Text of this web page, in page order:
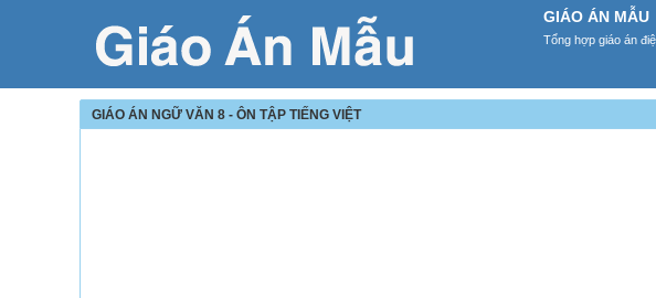
GIÁO ÁN MẪU
Tổng hợp giáo án
GIÁO ÁN NGỮ VĂN 8 - ÔN TẬP TIẾNG VIỆT